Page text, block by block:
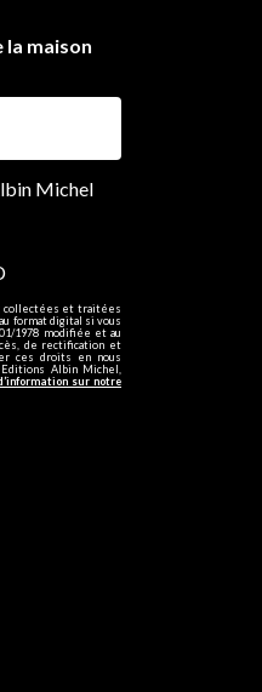
maison
Michel
collectées et traitées
format digital si vous
1978 modifiée et au
de rectification et
ces droits en nous
Albin Michel,
sur notre